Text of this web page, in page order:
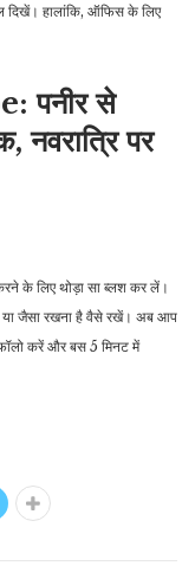
हालांकि, ऑफिस के लिए
पनीर से
पर
के लिए थोड़ा सा ब्लश कर लें।
या जैसा रखना है वैसे रखें। अब आप
करें और बस 5 मिनट में